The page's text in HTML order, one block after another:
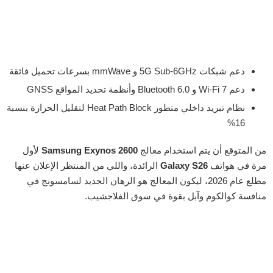
دعم شبكات 5G Sub-6GHz و mmWave بسرعات تحميل فائقة
دعم Wi-Fi 7 و Bluetooth 6.0 وأنظمة تحديد المواقع GNSS
نظام تبريد داخلي متطور Heat Path Block لتقليل الحرارة بنسبة
16%
من المتوقع أن يتم استخدام معالج Samsung Exynos 2600 لأول
مرة في هواتف Galaxy S26 الرائدة، واللي من المنتظر الإعلان عنها
مطلع عام 2026، ليكون المعالج هو الرهان الجديد لسامسونج في
منافسة كوالكوم وآبل بقوة في سوق الفلاجشيب.